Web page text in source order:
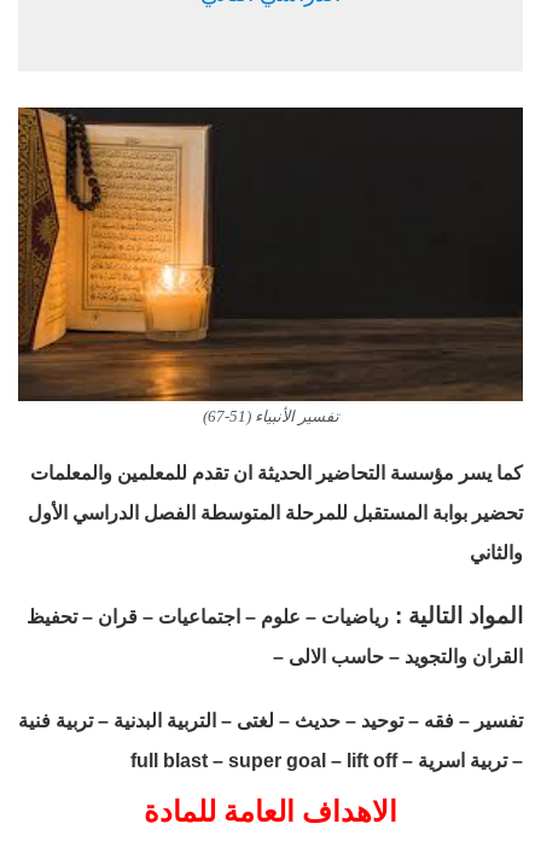
تفسير الأنبياء (51-67)
كما يسر مؤسسة التحاضير الحديثة ان تقدم للمعلمين والمعلمات
تحضير بوابة المستقبل للمرحلة المتوسطة الفصل الدراسي الأول
والثاني
المواد التالية : رياضيات – علوم – اجتماعيات – قران – تحفيظ
القران والتجويد – حاسب الالى –
تفسير – فقه – توحيد – حديث – لغتى – التربية البدنية – تربية فنية
– تربية اسرية – full blast – super goal – lift off
الاهداف العامة للمادة